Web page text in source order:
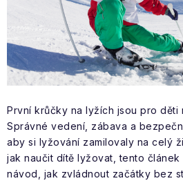
VÝPRODEJ
NAŠE SLUŽBY
NOVÝ IMPORT
ZIMNÍ SPORTY
První krůčky na lyžích jsou pro děti
Správné vedení, zábava a
aby si lyžování zamilovaly na celý
jak naučit dítě lyžovat, tento článek
návod, jak zvládnout začátky bez